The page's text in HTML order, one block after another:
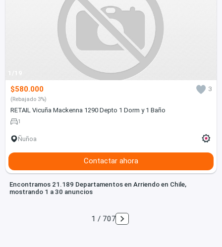
1/19
$580.000 3
(Rebajado 3%)
RETAIL Vicuña Mackenna 1290 Depto 1 Dorm y 1 Baño
1
Ñuñoa
Contactar ahora
Encontramos 21.189 Departamentos en Arriendo en Chile,
mostrando 1 a 30 anuncios
1 / 707